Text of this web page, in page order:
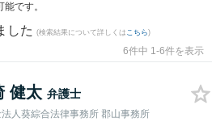
です。
した (検索結果について詳しくは こちら)
6件中 1-6件を表示
健太 弁護士
人葵綜合法律事務所 郡山事務所